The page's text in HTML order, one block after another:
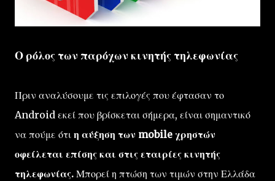
Ο ρόλος των παρόχων κινητής τηλεφωνίας
Πριν αναλύσουμε τις επιλογές που έφτασαν το
Android εκεί που βρίσκεται σήμερα, είναι σημαντικό
να πούμε ότι η αύξηση των mobile χρηστών
οφείλεται επίσης και στις εταιρίες κινητής
τηλεφωνίας. Μπορεί η πτώση των τιμών στην Ελλάδα